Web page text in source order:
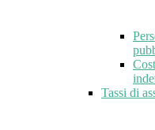
Tassi di